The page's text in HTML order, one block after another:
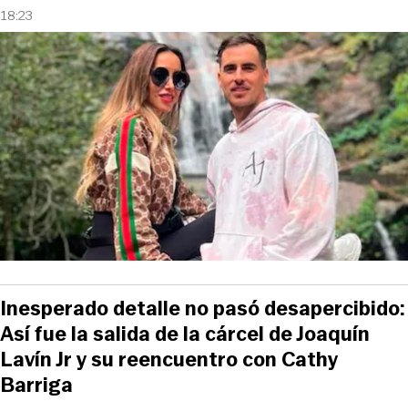
18:23
Inesperado detalle no pasó desapercibido:
Así fue la salida de la cárcel de Joaquín
Lavín Jr y su reencuentro con Cathy
Barriga